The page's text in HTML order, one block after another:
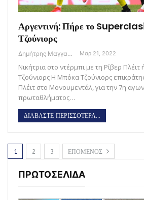
Αργεντινή: Πήρε το
Τζούνιορς
Δημήτρης Μαγγανάρης Μαρ 21, 2022
Νικήτρια στο ντέρμπι με τη Ρίβερ
Τζούνιορς Η Μπόκα Τζούνιορς
Πλέιτ στο Μονουμεντάλ, για την 7η
πρωταθλήματος…
ΔΙΑΒΑΣΤΕ ΠΕΡΙΣΣΟΤΕΡΑ...
1 2 3 ΕΠΟΜΕΝΟΣ
ΠΡΩΤΟΣΕΛΙΔΑ